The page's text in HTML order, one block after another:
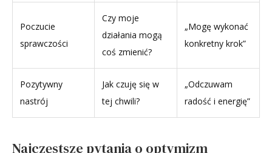
Poczucie
sprawczości
Czy moje
działania mogą
coś zmienić?
„Mogę wykonać
konkretny krok”
Pozytywny
nastrój
Jak czuję się w
tej chwili?
„Odczuwam
radość i energię”
Najczęstsze pytania o optymizm